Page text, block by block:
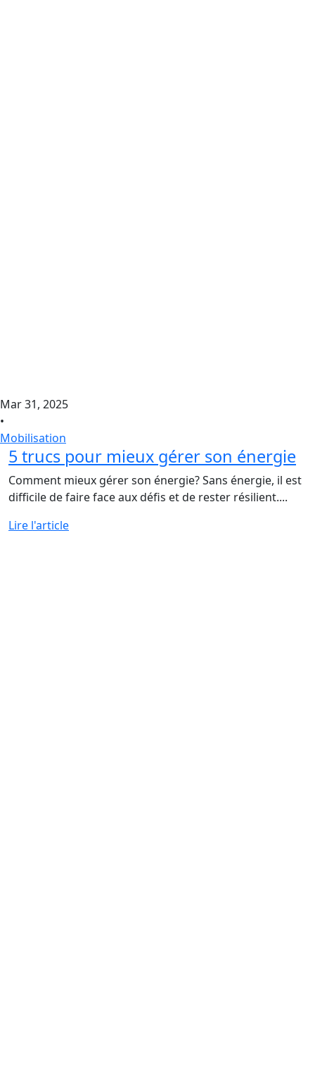
Mar 31, 2025
•
Mobilisation
5 trucs pour mieux gérer son énergie
Comment mieux gérer son énergie? Sans énergie, il est
difficile de faire face aux défis et de rester résilient....
Lire l'article